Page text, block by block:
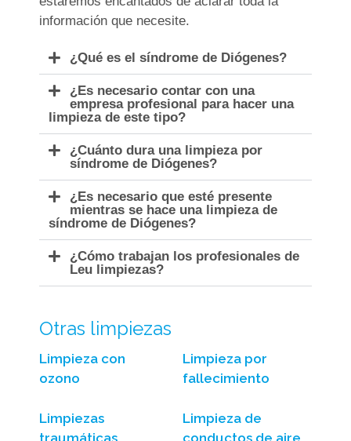
información que necesite.
¿Qué es el síndrome de Diógenes?
¿Es necesario contar con una
empresa profesional para hacer una
limpieza de este tipo?
¿Cuánto dura una limpieza por
síndrome de Diógenes?
¿Es necesario que esté presente
mientras se hace una limpieza de
síndrome de Diógenes?
¿Cómo trabajan los profesionales de
Leu limpiezas?
Otras limpiezas
Limpieza con
ozono
Limpiezas
traumáticas
Limpieza por
fallecimiento
Limpieza de
conductos de aire